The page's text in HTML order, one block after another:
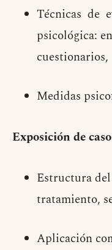
Técnicas de
psicológica:
Medidas
Exposición de
Estructura
tratamiento,
Aplicación